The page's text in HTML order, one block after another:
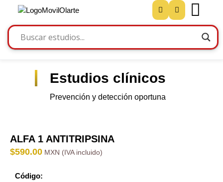
Estudios clínicos
Prevención y detección oportuna
ALFA 1 ANTITRIPSINA
$590.00
Código: